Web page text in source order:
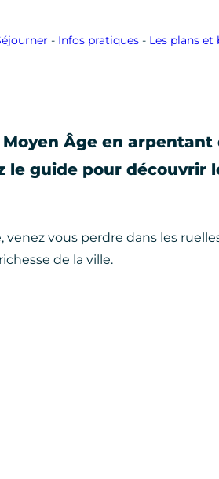
- Infos pratiques - Les plans et
Âge en
le guide pour découvrir
vous perdre dans les
de la ville.